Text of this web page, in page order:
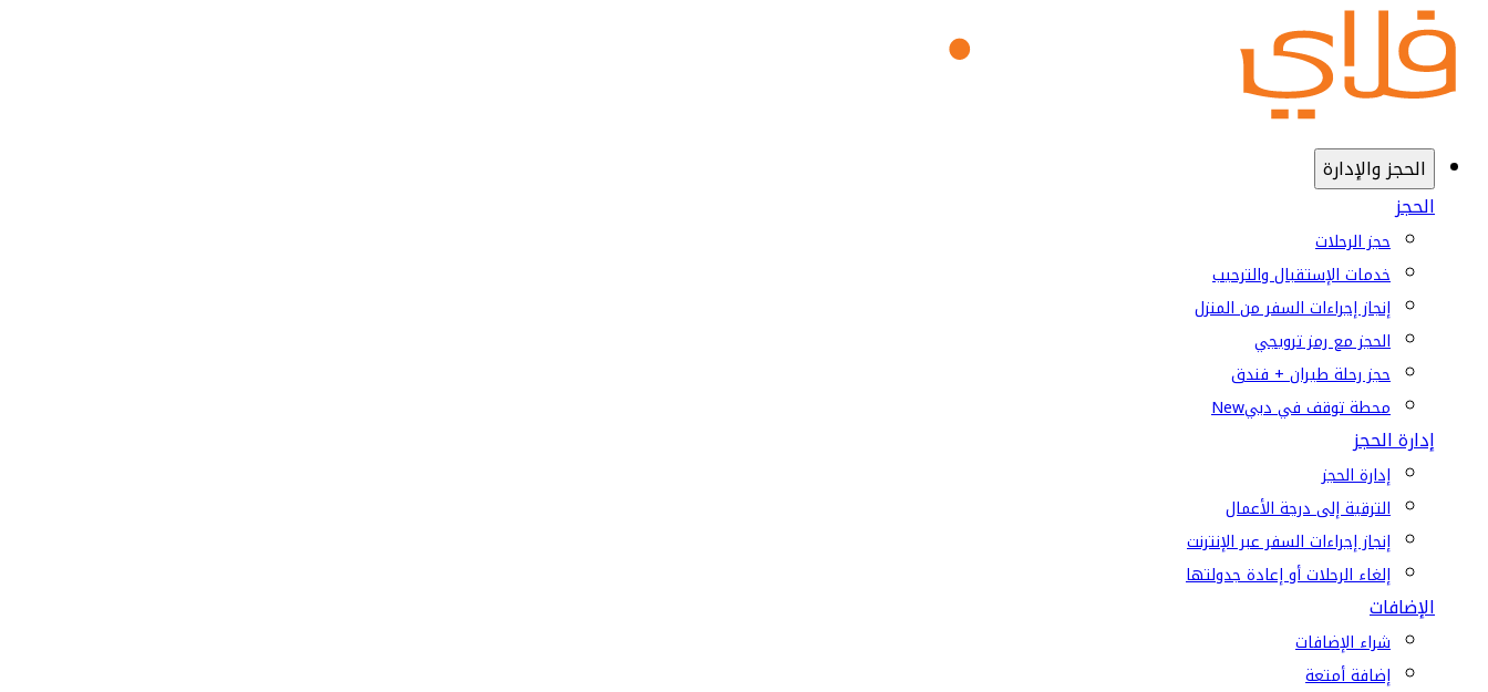
الحجز والإدارة
الحجز
حجز الرحلات
خدمات الإستقبال والترحيب
إنجاز إجراءات السفر من المنزل
الحجز مع رمز ترويجي
حجز رحلة طيران + فندق
محطة توقف في دبيNew
إدارة الحجز
إدارة الحجز
الترقية إلى درجة الأعمال
إنجاز إجراءات السفر عبر الإنترنت
إلغاء الرحلات أو إعادة جدولتها
الإضافات
شراء الإضافات
إضافة أمتعة